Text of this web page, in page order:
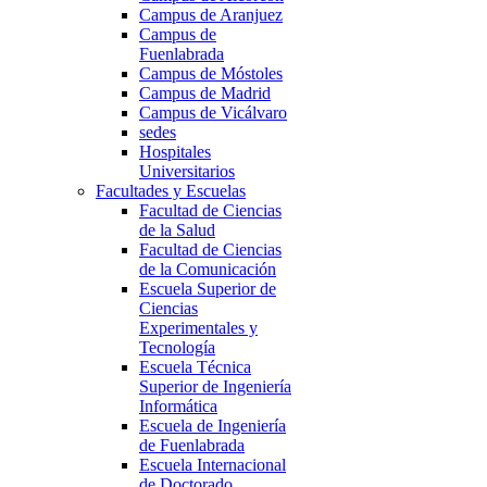
Campus de Aranjuez
Campus de
Fuenlabrada
Campus de Móstoles
Campus de Madrid
Campus de Vicálvaro
sedes
Hospitales
Universitarios
Facultades y Escuelas
Facultad de Ciencias
de la Salud
Facultad de Ciencias
de la Comunicación
Escuela Superior de
Ciencias
Experimentales y
Tecnología
Escuela Técnica
Superior de Ingeniería
Informática
Escuela de Ingeniería
de Fuenlabrada
Escuela Internacional